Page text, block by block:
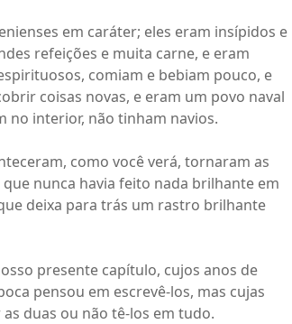
em caráter; eles eram insípidos e
refeições e muita carne, e eram
comiam e bebiam pouco, e
coisas novas, e eram um povo naval
no interior, não tinham navios.
como você verá, tornaram as
nunca havia feito nada brilhante em
deixa para trás um rastro brilhante
presente capítulo, cujos anos de
pensou em escrevê-los, mas cujas
duas ou não tê-los em tudo.